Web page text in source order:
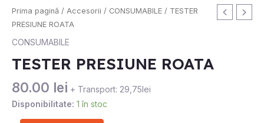
Prima pagină / Accesorii / CONSUMABILE / TESTER
PRESIUNE ROATA
CONSUMABILE
TESTER PRESIUNE ROATA
80.00 lei + Transport: 29,75lei
Disponibilitate: 1 în stoc
Cantitate
TESTER
PRESIUNE